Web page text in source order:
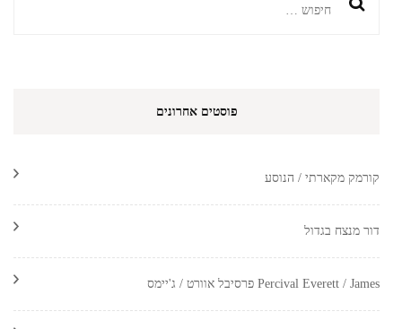
חיפוש:
פוסטים אחרונים
קורמק מקארתי / הנוסע
דור מנצח בגדול
Percival Everett / James פרסיבל אוורט / ג'יימס